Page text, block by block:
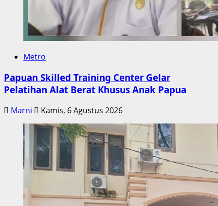
Metro
Papuan Skilled Training Center Gelar
Pelatihan Alat Berat Khusus Anak Papua
Marni Kamis, 6 Agustus 2026